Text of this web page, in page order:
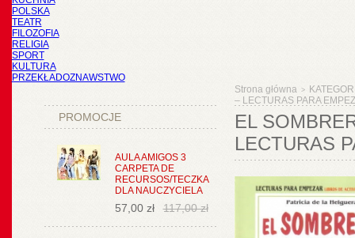
POLSKA
TEATR
FILOZOFIA
RELIGIA
SPORT
KULTURA
PRZEKŁADOZNAWSTWO
PROMOCJE
AULA AMIGOS 3
CARPETA DE
RECURSOS/TECZKA
DLA NAUCZYCIELA
57,00 zł 117,00 zł
Strona główna >
– LECTURAS PARA
EL
LECTURAS